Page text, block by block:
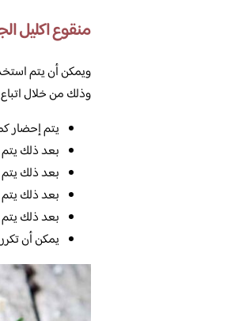
منقوع اكليل
ويمكن أن يتم
وذلك من خلال
يتم إحضار
بعد ذلك
بعد ذلك
بعد ذلك
بعد ذلك يتم
يمكن أن